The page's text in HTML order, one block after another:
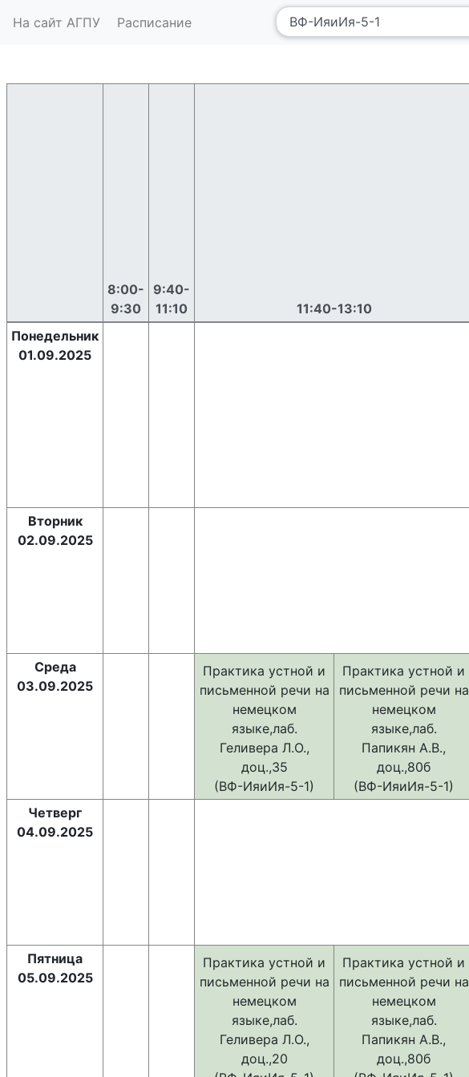
На сайт АГПУ Расписание
8:00-
9:30
9:40-
11:10
11:40-13:10
Понедельник
01.09.2025
Вторник
02.09.2025
Среда
03.09.2025
Практика устной и
письменной речи на
немецком
языке,лаб.
Геливера Л.О.,
доц.,35
(ВФ-ИяиИя-5-1)
Практика устной и
письменной речи на
немецком
языке,лаб.
Папикян А.В.,
доц.,80б
(ВФ-ИяиИя-5-1)
Четверг
04.09.2025
Пятница
05.09.2025
Практика устной и
письменной речи на
немецком
языке,лаб.
Геливера Л.О.,
доц.,20
Практика устной и
письменной речи на
немецком
языке,лаб.
Папикян А.В.,
доц.,80б